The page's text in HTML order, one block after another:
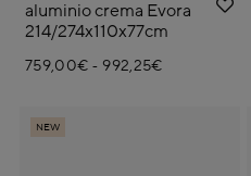
aluminio crema Evora
214/274x110x77cm
759,00€ - 992,25€
NEW